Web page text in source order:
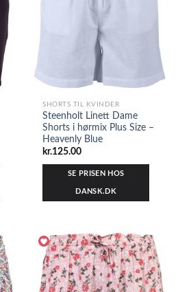
SHORTS TIL KVINDER
Steenholt Linett Dame
Shorts i hørmix Plus Size –
Heavenly Blue
kr.125.00
SE PRISEN HOS
DANSK.DK